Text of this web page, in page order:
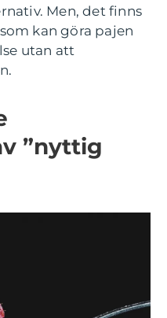
Men, det finns
kan göra pajen
utan att
”nyttig